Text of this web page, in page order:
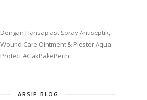
Dengan Hansaplast Spray Antiseptik,
Wound Care Ointment & Plester Aqua
Protect #GakPakePerih
ARSIP BLOG